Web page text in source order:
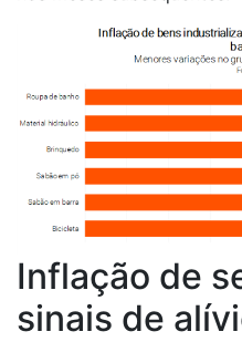
Inflação de
sinais de